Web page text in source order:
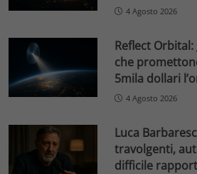
4 Agosto 2026
Reflect
che
5mila dollari
4 Agosto 2026
Luca
travolgenti,
difficile